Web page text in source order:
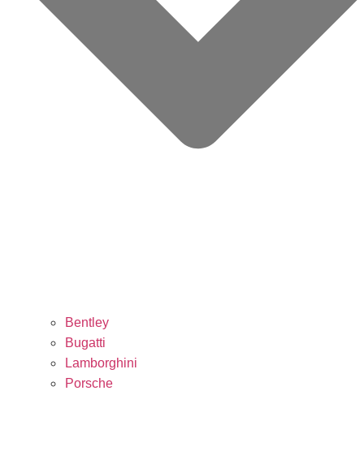
Bentley
Bugatti
Lamborghini
Porsche